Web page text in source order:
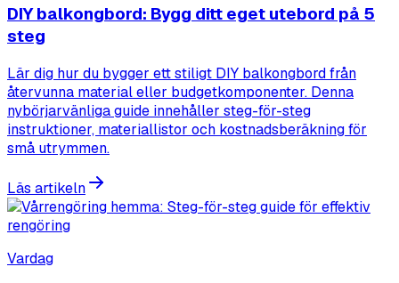
DIY balkongbord: Bygg ditt eget utebord på 5
steg
Lär dig hur du bygger ett stiligt DIY balkongbord från
återvunna material eller budgetkomponenter. Denna
nybörjarvänliga guide innehåller steg-för-steg
instruktioner, materiallistor och kostnadsberäkning för
små utrymmen.
Läs artikeln
Vardag